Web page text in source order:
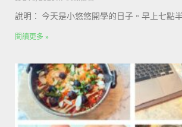
說明： 今天是小悠悠開學的日子。早上七點
閱讀更多 »